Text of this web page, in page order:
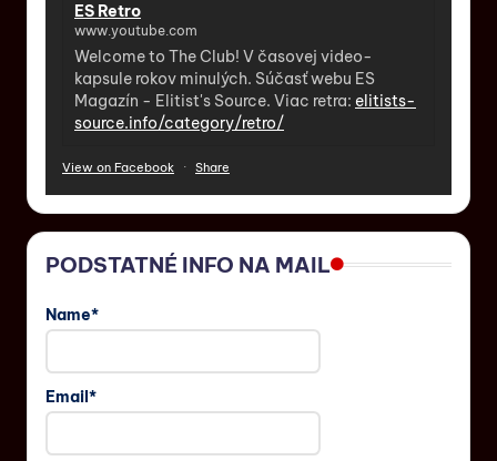
ES Retro
www.youtube.com
Welcome to The Club! V časovej video-
kapsule rokov minulých. Súčasť webu ES
Magazín - Elitist's Source. Viac retra: elitists-
source.info/category/retro/
View on Facebook · Share
PODSTATNÉ INFO NA MAIL
Name*
Email*